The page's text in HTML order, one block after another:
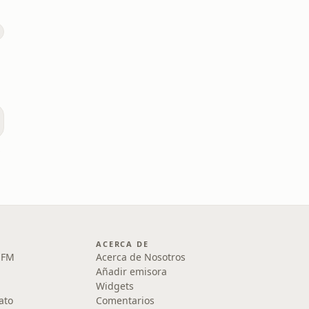
ACERCA DE
Acerca de Nosotros
Añadir emisora
Widgets
Comentarios